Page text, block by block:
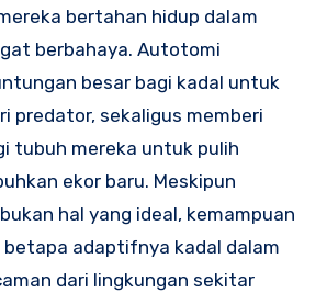
bertahan hidup dalam
berbahaya. Autotomi
besar bagi kadal untuk
predator, sekaligus memberi
tubuh mereka untuk pulih
ekor baru. Meskipun
hal yang ideal, kemampuan
betapa adaptifnya kadal dalam
dari lingkungan sekitar